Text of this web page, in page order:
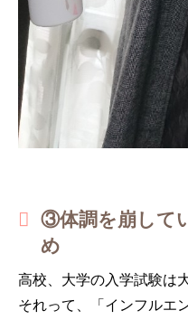
③体調を崩して
め
高校、大学の入学試験は
それって、「インフルエ